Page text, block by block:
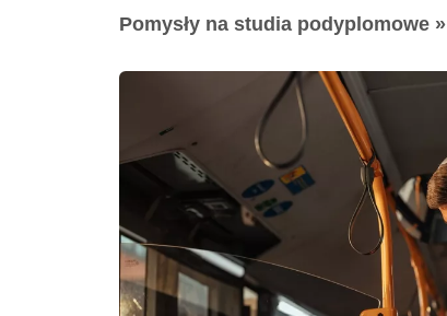
Pomysły na studia podyplomowe »